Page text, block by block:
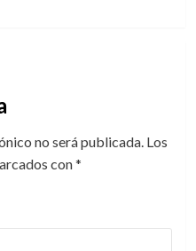
no será publicada. Los
con*